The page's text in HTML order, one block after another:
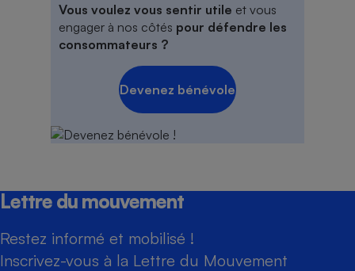
Vous voulez vous sentir utile et vous
engager à nos côtés pour défendre les
consommateurs ?
Devenez bénévole
Lettre du mouvement
Restez informé et mobilisé !
Inscrivez-vous à la Lettre du Mouvement